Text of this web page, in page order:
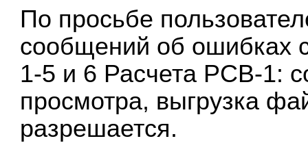
По просьбе
сообщений об ошибках
1-5 и 6 Расчета РСВ-1:
просмотра, выгрузка
разрешается.